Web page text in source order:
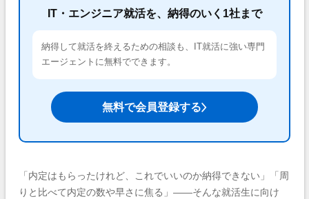
IT・エンジニア就活を、納得のいく1社まで
納得して就活を終えるための相談も、IT就活に強い専門
エージェントに無料でできます。
無料で会員登録する
「内定はもらったけれど、これでいいのか納得できない」「周
りと比べて内定の数や早さに焦る」——そんな就活生に向け